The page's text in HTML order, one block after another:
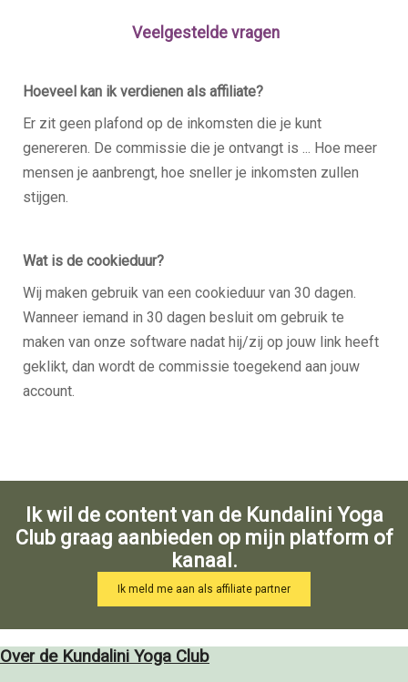
Veelgestelde vragen
Hoeveel kan ik verdienen als affiliate?
Er zit geen plafond op de inkomsten die je kunt
genereren. De commissie die je ontvangt is ... Hoe meer
mensen je aanbrengt, hoe sneller je inkomsten zullen
stijgen.
Wat is de cookieduur?
Wij maken gebruik van een cookieduur van 30 dagen.
Wanneer iemand in 30 dagen besluit om gebruik te
maken van onze software nadat hij/zij op jouw link heeft
geklikt, dan wordt de commissie toegekend aan jouw
account.
Ik wil de content van de Kundalini Yoga
Club graag aanbieden op mijn platform of
kanaal.
Ik meld me aan als affiliate partner
Over de Kundalini Yoga Club